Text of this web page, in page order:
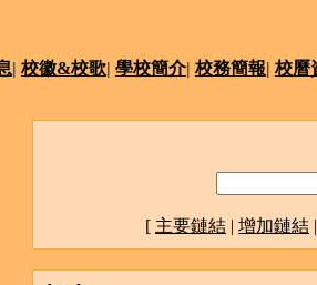
| 校徽&校歌| 學校簡介| 校務簡報| 校曆
[ 主要鏈結 | 增加鏈結